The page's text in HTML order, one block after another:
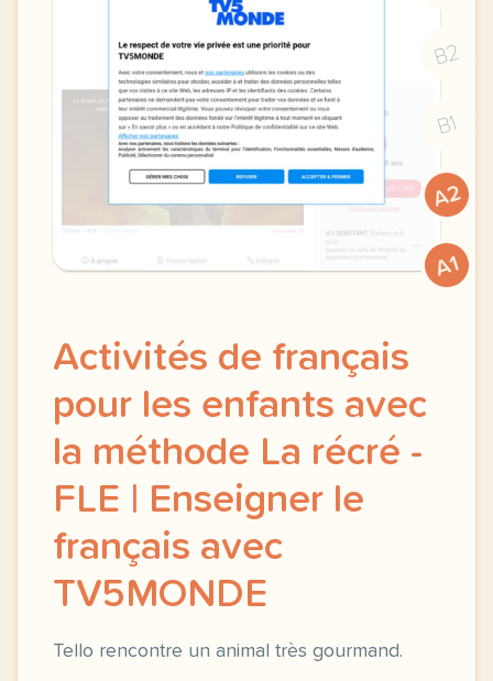
B2
B1
A2
A1
Activités de français
pour les enfants avec
la méthode La récré -
FLE | Enseigner le
français avec
TV5MONDE
Tello rencontre un animal très gourmand.